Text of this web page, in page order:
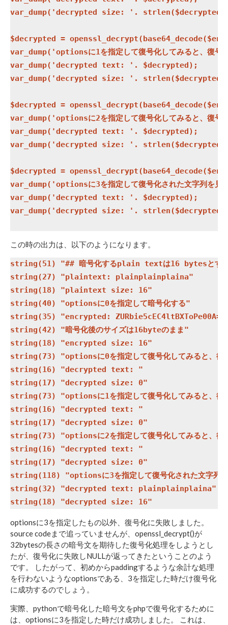
var_dump('decrypted size: '.
$decrypted =
var_dump('optionsに1を指定して復号化してみると、復
var_dump('decrypted text: '. $decrypted);
var_dump('decrypted size: '.
$decrypted =
var_dump('optionsに2を指定して復号化してみると、復
var_dump('decrypted text: '. $decrypted);
var_dump('decrypted size: '.
$decrypted =
var_dump('optionsに3を指定して復号化された文字列を見
var_dump('decrypted text: '. $decrypted);
var_dump('decrypted size: '.
この時の出力は、以下のようになります。
string(51) "## 暗号化するplain textは16 bytesとす
string(27) "plaintext: plainplainplaina"
string(18) "plaintext size: 16"
string(40) "optionsに0を指定して暗号化する"
string(35) "encrypted:
string(42) "暗号化後のサイズは16byteのまま"
string(18) "encrypted size: 16"
string(73) "optionsに0を指定して復号化してみると、復
string(16) "decrypted text: "
string(17) "decrypted size: 0"
string(73) "optionsに1を指定して復号化してみると、復
string(16) "decrypted text: "
string(17) "decrypted size: 0"
string(73) "optionsに2を指定して復号化してみると、復
string(16) "decrypted text: "
string(17) "decrypted size: 0"
string(118) "optionsに3を指定して復号化された文字列を
string(32) "decrypted text: plainplainplaina"
optionsに3を指定したもの以外、復号化に失敗しました。
source codeまで追っていませんが、openssl_decrypt()が
32bytesの長さの暗号文を期待した復号化処理をしようとし
たが、復号化に失敗しNULLが返ってきたということのよう
です。 したがって、初めからpaddingするような余計な処理
を行わないようなoptionsである、3を指定した時だけ復号化
に成功するのでしょう。
実際、pythonで暗号化した暗号文をphpで復号化するために
は、optionsに3を指定した時だけ成功しました。 これは、